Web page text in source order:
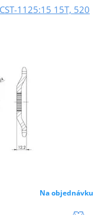
1125:15 15T, 520
Na objednávku